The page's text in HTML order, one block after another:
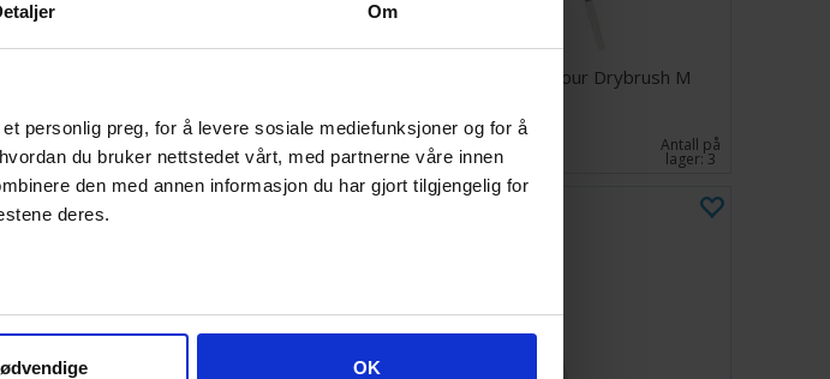
Om
personlig preg, for å levere sosiale mediefunksjoner og for å
du bruker nettstedet vårt, med partnerne våre innen
den med annen informasjon du har gjort tilgjengelig for
deres.
OK
10 85,- lager:10
Warhammer Colour Drybrush M
60,- Antall på
lager:3